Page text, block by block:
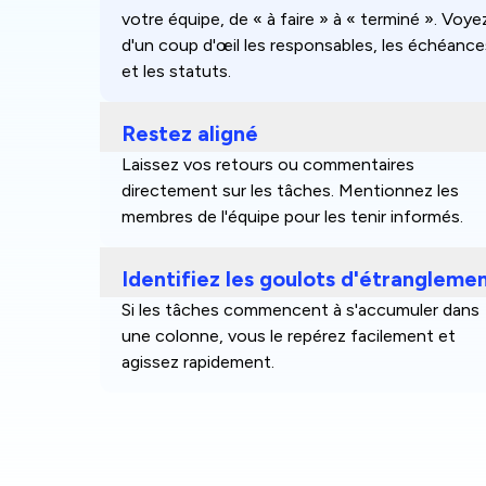
votre équipe, de « à faire » à « terminé ».
d'un coup d'œil les responsables, les
et les statuts.
Restez aligné
Laissez vos retours ou commentaires
directement sur les tâches. Mentionnez les
membres de l'équipe pour les tenir informés.
Identifiez les goulots
Si les tâches commencent à s'accumuler dans
une colonne, vous le repérez facilement et
agissez rapidement.